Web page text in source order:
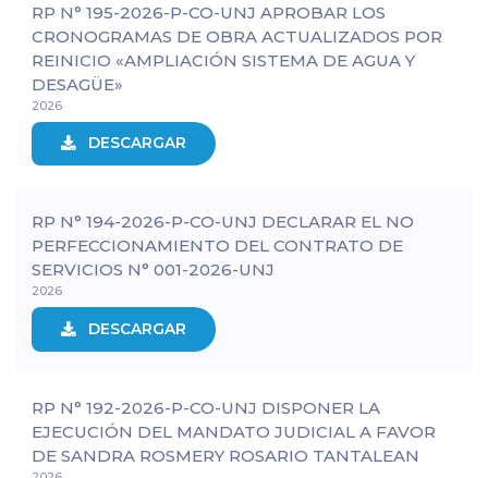
RP N° 195-2026-P-CO-UNJ APROBAR LOS
CRONOGRAMAS DE OBRA ACTUALIZADOS POR
REINICIO «AMPLIACIÓN SISTEMA DE AGUA Y
DESAGÜE»
2026
DESCARGAR
RP N° 194-2026-P-CO-UNJ DECLARAR EL NO
PERFECCIONAMIENTO DEL CONTRATO DE
SERVICIOS N° 001-2026-UNJ
2026
DESCARGAR
RP N° 192-2026-P-CO-UNJ DISPONER LA
EJECUCIÓN DEL MANDATO JUDICIAL A FAVOR
DE SANDRA ROSMERY ROSARIO TANTALEAN